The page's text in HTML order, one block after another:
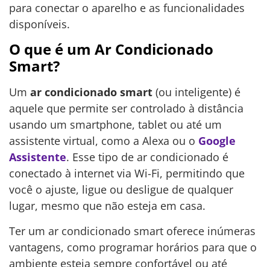
para conectar o aparelho e as funcionalidades
disponíveis.
O que é um Ar Condicionado
Smart?
Um ar condicionado smart (ou inteligente) é
aquele que permite ser controlado à distância
usando um smartphone, tablet ou até um
assistente virtual, como a Alexa ou o Google
Assistente. Esse tipo de ar condicionado é
conectado à internet via Wi-Fi, permitindo que
você o ajuste, ligue ou desligue de qualquer
lugar, mesmo que não esteja em casa.
Ter um ar condicionado smart oferece inúmeras
vantagens, como programar horários para que o
ambiente esteja sempre confortável ou até